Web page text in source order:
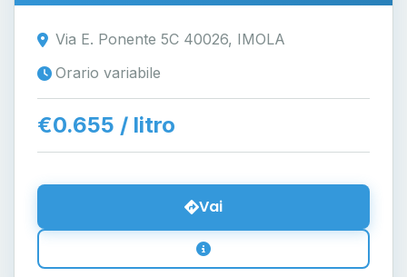
Via E. Ponente 5C 40026, IMOLA
Orario variabile
€0.655 / litro
Vai